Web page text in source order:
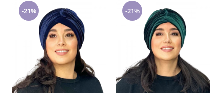
-21% -21%